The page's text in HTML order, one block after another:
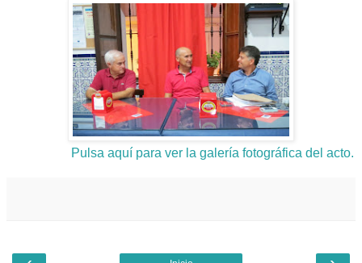
Pulsa aquí para ver la galería fotográfica del acto.